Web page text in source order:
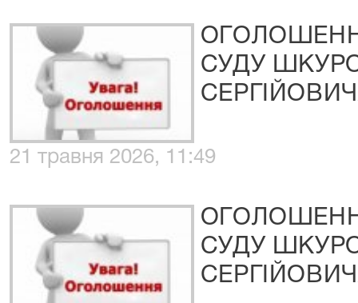
СУДУ
21 травня 2026, 11:49
СУДУ